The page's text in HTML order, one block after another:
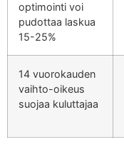
optimointi voi
pudottaa laskua
15-25%
14 vuorokauden
vaihto-oikeus
suojaa kuluttajaa